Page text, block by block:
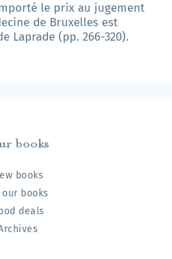
le prix au jugement
de Bruxelles est
Laprade (pp. 266-320).
books
books
books
deals